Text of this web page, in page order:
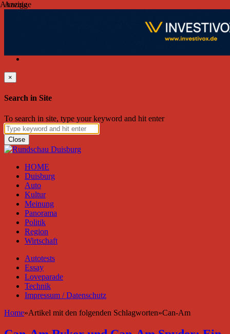
Subscribe to RSS
×
Search in Site
To search in site, type your keyword and hit enter
Close
HOME
Duisburg
Auto
Kultur
Meinung
Panorama
Politik
Region
Wirtschaft
Autotests
Essay
Loveparade
Technik
Impressum / Datenschutz
Home»Artikel mit den folgenden Schlagworten»Can-Am
Anzeige
Anzeige